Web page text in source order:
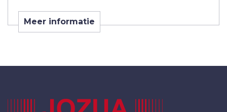
Meer informatie